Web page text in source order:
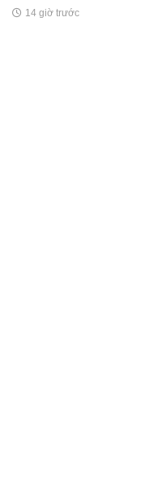
14 giờ trước